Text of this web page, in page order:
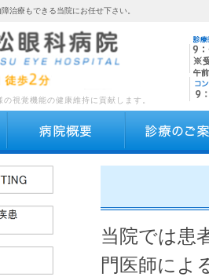
治療もできる当院にお任せ下さい。
の視覚機能の健康維持に貢献します。
当院では患
門医師によ